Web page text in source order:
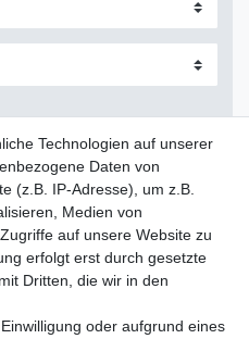
Technologien auf unserer
Daten von
(z.B. IP-Adresse), um z.B.
Medien von
auf unsere Website zu
erfolgt erst durch gesetzte
Dritten, die wir in den
oder aufgrund eines